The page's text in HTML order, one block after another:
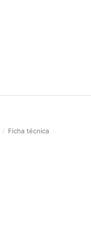
/ Ficha técnica